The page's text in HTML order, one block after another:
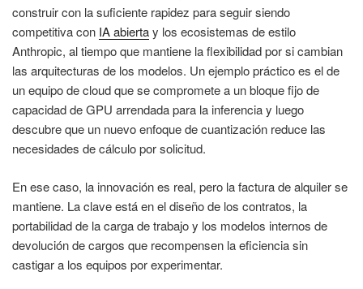
construir con la suficiente rapidez para seguir siendo
competitiva con IA abiertay los ecosistemas de estilo
Anthropic, al tiempo que mantiene la flexibilidad por si cambian
las arquitecturas de los modelos. Un ejemplo práctico es el de
un equipo de cloud que se compromete a un bloque fijo de
capacidad de GPU arrendada para la inferencia y luego
descubre que un nuevo enfoque de cuantización reduce las
necesidades de cálculo por solicitud.
En ese caso, la innovación es real, pero la factura de alquiler se
mantiene. La clave está en el diseño de los contratos, la
portabilidad de la carga de trabajo y los modelos internos de
devolución de cargos que recompensen la eficiencia sin
castigar a los equipos por experimentar.